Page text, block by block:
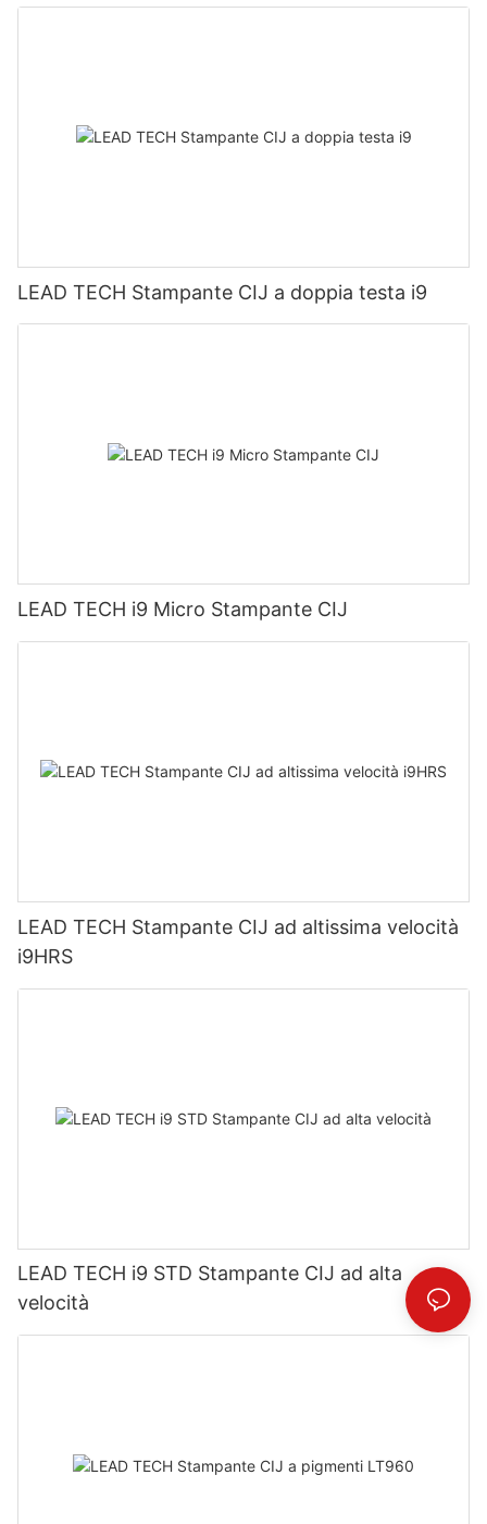
LEAD TECH Stampante CIJ a doppia testa i9
LEAD TECH i9 Micro Stampante CIJ
LEAD TECH Stampante CIJ ad altissima velocità
i9HRS
LEAD TECH i9 STD Stampante CIJ ad alta
velocità